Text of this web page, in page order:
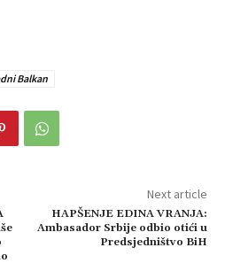
Balkan
Next article
HAPŠENJE EDINA VRANJA:
Ambasador Srbije odbio otići u
Predsjedništvo BiH